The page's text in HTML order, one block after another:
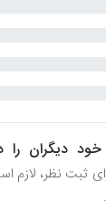
دیگران را
ثبت نظر، لازم